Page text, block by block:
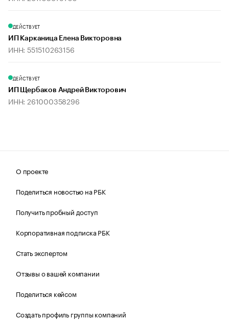
ДЕЙСТВУЕТ
ИП Карканица Елена Викторовна
ИНН: 551510263156
ДЕЙСТВУЕТ
ИП Щербаков Андрей Викторович
ИНН: 261000358296
О проекте
Поделиться новостью на РБК
Получить пробный доступ
Корпоративная подписка РБК
Стать экспертом
Отзывы о вашей компании
Поделиться кейсом
Создать профиль группы компаний